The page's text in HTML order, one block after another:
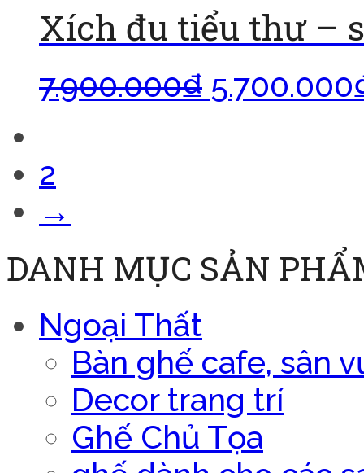
Xích đu tiểu thư –
7.900.000₫ 5.700.000
2
→
DANH MỤC SẢN
Ngoại Thất
Bàn ghế cafe, sân
Decor trang trí
Ghế Chủ Tọa